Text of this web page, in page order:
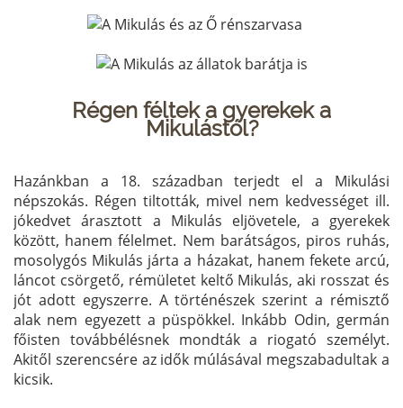
Régen féltek a gyerekek a
Mikulástól?
Hazánkban a 18. században terjedt el a Mikulási
népszokás. Régen tiltották, mivel nem kedvességet ill.
jókedvet árasztott a Mikulás eljövetele, a gyerekek
között, hanem félelmet. Nem barátságos, piros ruhás,
mosolygós Mikulás járta a házakat, hanem fekete arcú,
láncot csörgető, rémületet keltő Mikulás, aki rosszat és
jót adott egyszerre. A történészek szerint a rémisztő
alak nem egyezett a püspökkel. Inkább Odin, germán
főisten továbbélésnek mondták a riogató személyt.
Akitől szerencsére az idők múlásával megszabadultak a
kicsik.